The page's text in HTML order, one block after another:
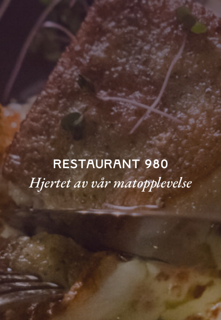
Restaurant 980
Hjertet av vår matopplevelse